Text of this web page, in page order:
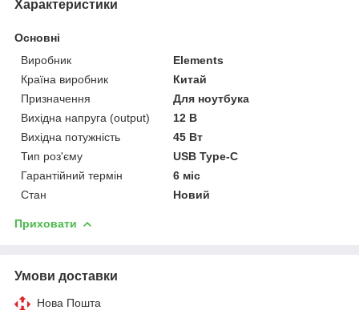
Характеристики
Основні
Виробник
Elements
Країна виробник
Китай
Призначення
Для ноутбука
Вихідна напруга (output)
12 В
Вихідна потужність
45 Вт
Тип роз'єму
USB Type-C
Гарантійний термін
6 міс
Стан
Новий
Приховати
Умови доставки
Нова Пошта